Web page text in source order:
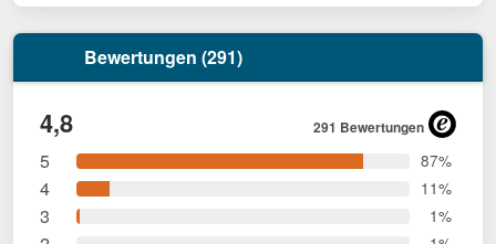
Bewertungen (291)
4,8 291 Bewertungen
5 87%
4 11%
3 1%